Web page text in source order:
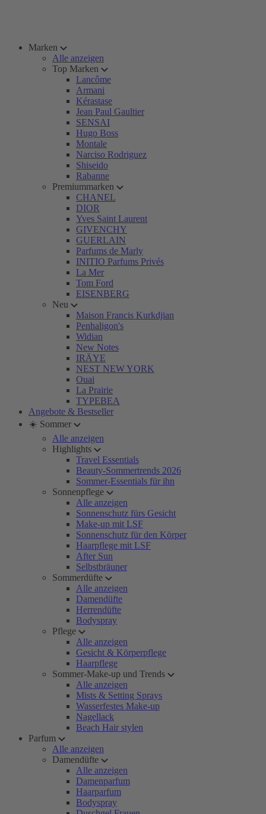
Marken
Alle anzeigen
Top Marken
Lancôme
Armani
Kérastase
Jean Paul Gaultier
SENSAI
Hugo Boss
Montale
Narciso Rodriguez
Shiseido
Rabanne
Premiummarken
CHANEL
DIOR
Yves Saint Laurent
GIVENCHY
GUERLAIN
Parfums de Marly
INITIO Parfums Privés
La Mer
Tom Ford
EISENBERG
Neu
Maison Francis Kurkdjian
Penhaligon's
Widian
New Notes
IRÄYE
NEST NEW YORK
Ouai
La Prairie
TYPEBEA
Angebote & Bestseller
☀️ Sommer
Alle anzeigen
Highlights
Travel Essentials
Beauty-Sommertrends 2026
Sommer-Essentials für ihn
Sonnenpflege
Alle anzeigen
Sonnenschutz fürs Gesicht
Make-up mit LSF
Sonnenschutz für den Körper
Haarpflege mit LSF
After Sun
Selbstbräuner
Sommerdüfte
Alle anzeigen
Damendüfte
Herrendüfte
Bodyspray
Pflege
Alle anzeigen
Gesicht & Körperpflege
Haarpflege
Sommer-Make-up und Trends
Alle anzeigen
Mists & Setting Sprays
Wasserfestes Make-up
Nagellack
Beach Hair stylen
Parfum
Alle anzeigen
Damendüfte
Alle anzeigen
Damenparfum
Haarparfum
Bodyspray